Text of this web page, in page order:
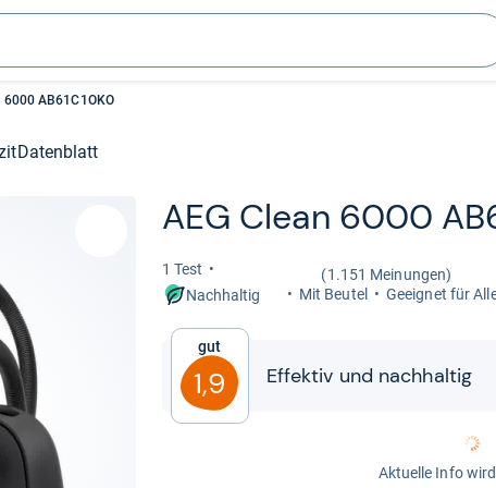
6000 AB61C1OKO
Datenblatt
AEG Clean 6000
1 Test
(1.151 Meinungen)
Nachhaltig
Mit Beu­tel Geeig­net für
Gut
1,9 Effek­tiv und nach­hal­tig
Aktuelle Info